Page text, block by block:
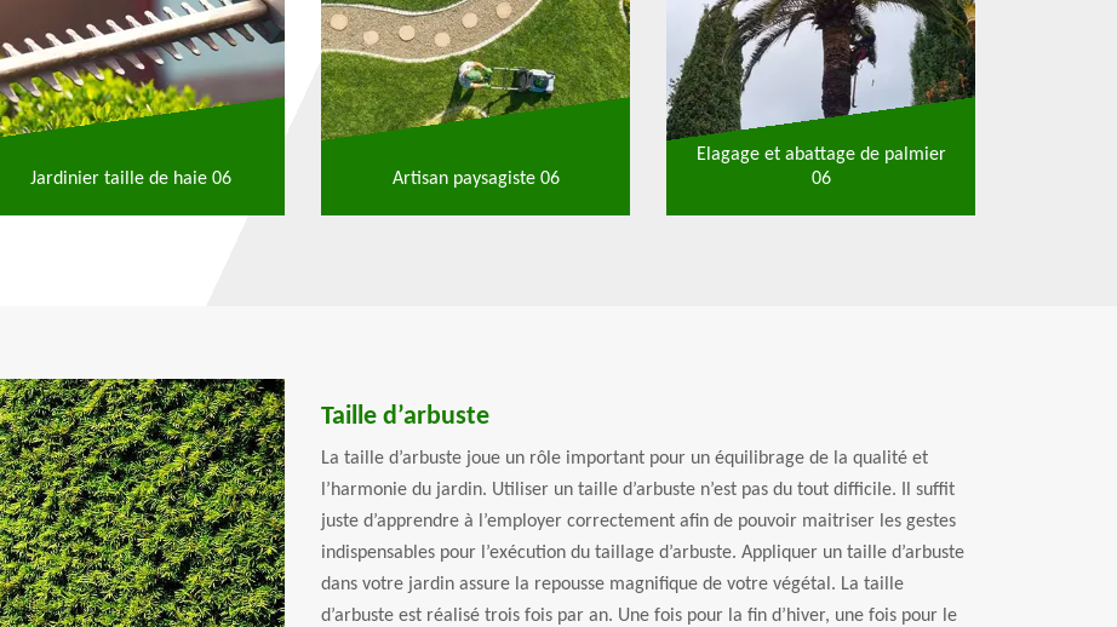
Jardinier taille de haie 06 Artisan paysagiste 06
Elagage et abattage de palmier
06
Taille d’arbuste
La taille d’arbuste joue un rôle important pour un équilibrage de la qualité et
l’harmonie du jardin. Utiliser un taille d’arbuste n’est pas du tout difficile. Il suffit
juste d’apprendre à l’employer correctement afin de pouvoir maitriser les gestes
indispensables pour l’exécution du taillage d’arbuste. Appliquer un taille d’arbuste
dans votre jardin assure la repousse magnifique de votre végétal. La taille
d’arbuste est réalisé trois fois par an. Une fois pour la fin d’hiver, une fois pour le